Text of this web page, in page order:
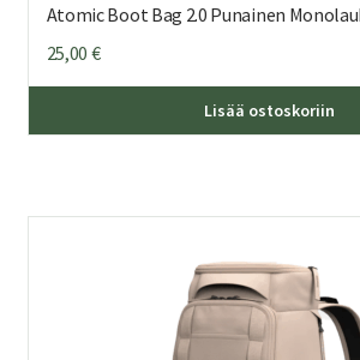
Atomic Boot Bag 2.0 Punainen
25,00 €
Lisää ostoskoriin